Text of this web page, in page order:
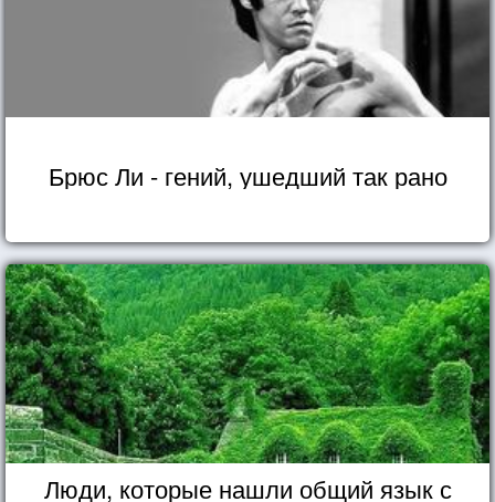
Брюс Ли - гений, ушедший так рано
Люди, которые нашли общий язык с